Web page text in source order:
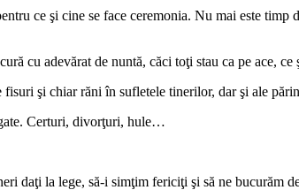
ce şi cine se face ceremonia. Nu mai este
cu adevărat de nuntă, căci toţi stau ca pe ace,
şi chiar răni în sufletele tinerilor, dar şi ale
Certuri, divorţuri, hule…
daţi la lege, să-i simţim fericiţi şi să ne bucurăm